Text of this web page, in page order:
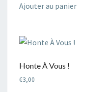
Ajouter au panier
Honte À Vous !
€3,00